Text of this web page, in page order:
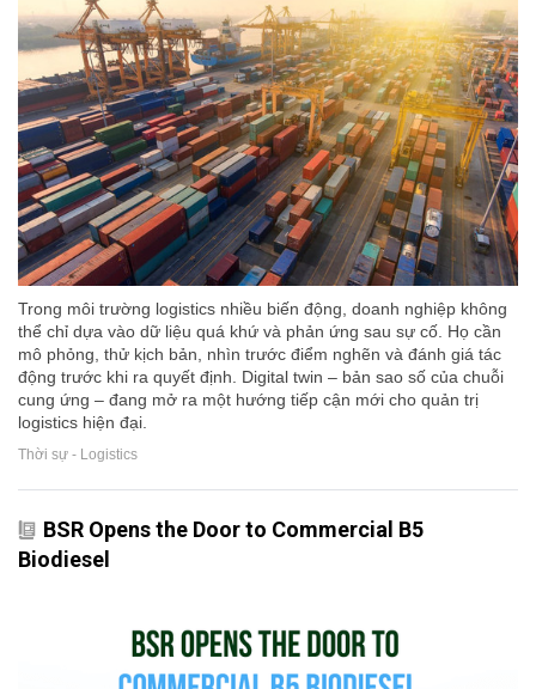
Trong môi trường logistics nhiều biến động, doanh nghiệp không
thể chỉ dựa vào dữ liệu quá khứ và phản ứng sau sự cố. Họ cần
mô phỏng, thử kịch bản, nhìn trước điểm nghẽn và đánh giá tác
động trước khi ra quyết định. Digital twin – bản sao số của chuỗi
cung ứng – đang mở ra một hướng tiếp cận mới cho quản trị
logistics hiện đại.
Thời sự - Logistics
BSR Opens the Door to Commercial B5
Biodiesel